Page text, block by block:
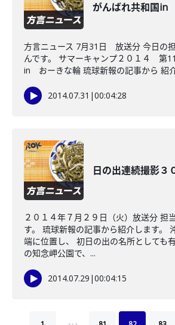
がんばれ共和国in
方言ニュース 7月31日 放送分 今日の
んです。 サマーキャンプ２０１４ 第
in おーきな輪 琉球新報の記事から 紹
2014.07.31 |00:04:28
日の出連続撮影３
２０１４年７月２９日（火）放送分 担
す。 琉球新報の記事から紹介します。
端に位置し、 初日の出の名所としても
の知念岬公園で、...
2014.07.29 |00:04:15
…